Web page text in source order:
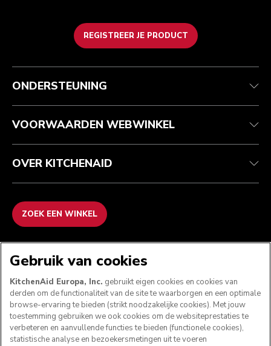
REGISTREER JE PRODUCT
Health check
Je bestelling volgen
Garantie en documenten
Recupel
Algemene voorwaarden
Retournering en terugbetaling
Imprint
ODR
Het merk
Zoek een winkel
ONDERSTEUNING
VOORWAARDEN WEBWINKEL
OVER KITCHENAID
ZOEK EEN WINKEL
VOLG ONS
Gebruik van cookies
KitchenAid Europa, Inc. gebruikt eigen cookies en cookies van
derden om de functionaliteit van de site te waarborgen en een optimale
browse-ervaring te bieden (strikt noodzakelijke cookies). Met jouw
toestemming gebruiken we ook cookies om de websiteprestaties te
verbeteren en aanvullende functies te bieden (functionele cookies),
statistische analyse en bezoekersmetingen uit te voeren